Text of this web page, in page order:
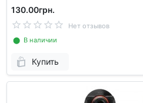
130.00грн.
Нет отзывов
⬤ В наличии
Купить